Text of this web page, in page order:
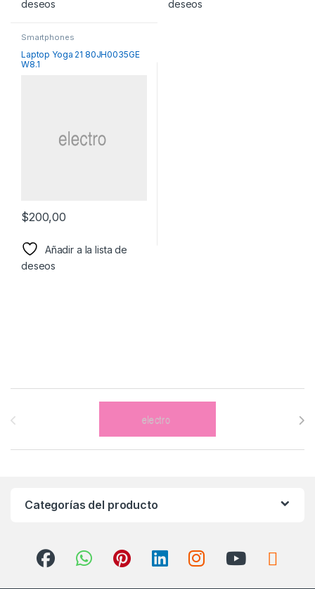
deseos
deseos
Smartphones
Laptop Yoga 21 80JH0035GE
W8.1
$200,00
Añadir a la lista de
deseos
Brands Carousel
Categorías del producto